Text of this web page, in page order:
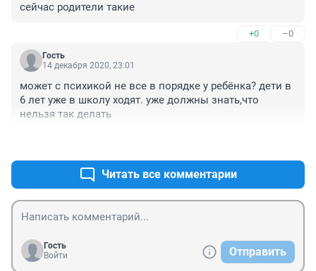
сейчас родители такие
+0 –0
Гость
14 декабря 2020, 23:01
может с психикой не все в порядке у ребёнка? дети в
6 лет уже в школу ходят. уже должны знать,что
нельзя так делать
Читать все комментарии
Гость
Войти
Отправить